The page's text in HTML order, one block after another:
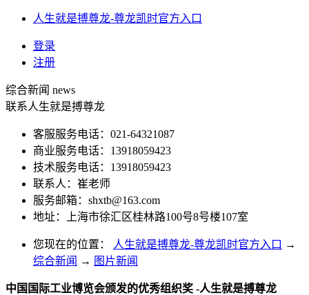
人生就是搏尊龙-尊龙凯时官方入口
登录
注册
综合新闻 news
联系人生就是搏尊龙
客服服务电话：021-64321087
商业服务电话：13918059423
技术服务电话：13918059423
联系人：崔老师
服务邮箱： shxtb@163.com
地址：上海市徐汇区桂林路100号8号楼107室
您现在的位置： 人生就是搏尊龙-尊龙凯时官方入口 →
综合新闻 → 图片新闻
中国国际工业博览会颁发的优秀组织奖 -人生就是搏尊龙